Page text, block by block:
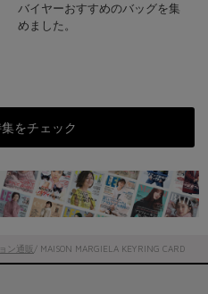
バイヤーおすすめのバッグを集
めました。
をチェック
ン通販 / MAISON MARGIELA KEYRING CARD